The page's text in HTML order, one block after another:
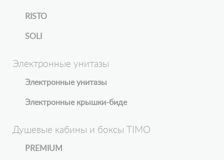
RISTO
SOLI
Электронные унитазы
Электронные унитазы
Электронные крышки-биде
Душевые кабины и боксы TIMO
PREMIUM